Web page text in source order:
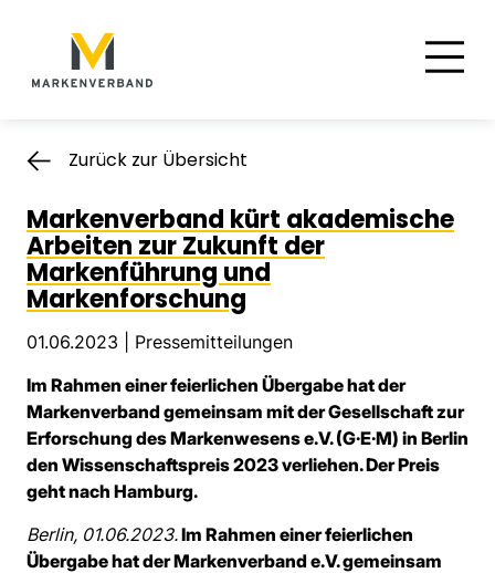
Hauptnavigation
Zurück zur Übersicht
Markenverband kürt akademische
Arbeiten zur Zukunft der
Markenführung und
Markenforschung
01.06.2023 | Pressemitteilungen
Im Rahmen einer feierlichen Übergabe hat der
Markenverband gemeinsam mit der Gesellschaft zur
Erforschung des Markenwesens e.V. (G·E·M) in Berlin
den Wissenschaftspreis 2023 verliehen. Der Preis
geht nach Hamburg.
Berlin, 01.06.2023.Im Rahmen einer feierlichen
Übergabe hat der Markenverband e.V. gemeinsam